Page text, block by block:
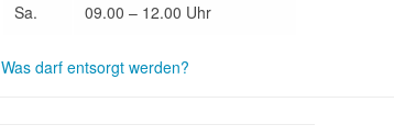
Sa. 09.00 – 12.00 Uhr
Was darf entsorgt werden?